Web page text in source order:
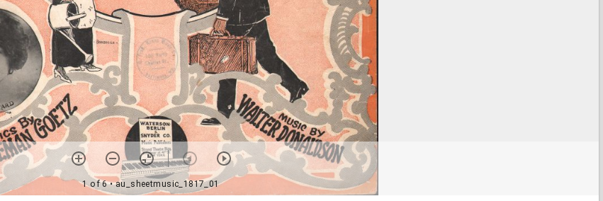
1 of 6• au_sheetmusic_1817_01